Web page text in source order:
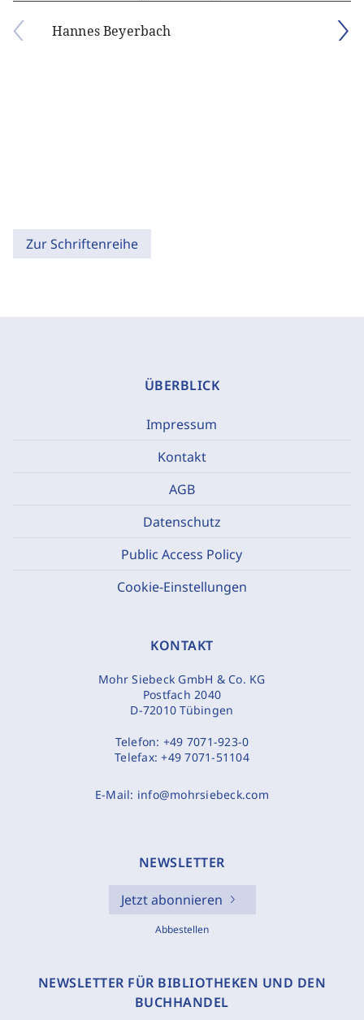
Hannes Beyerbach
Zur Schriftenreihe
ÜBERBLICK
Impressum
Kontakt
AGB
Datenschutz
Public Access Policy
Cookie-Einstellungen
KONTAKT
Mohr Siebeck GmbH & Co. KG
Postfach 2040
D-72010 Tübingen
Telefon: +49 7071-923-0
Telefax:+49 7071-51104
E-Mail: info@mohrsiebeck.com
NEWSLETTER
Jetzt abonnieren
Abbestellen
NEWSLETTER FÜR BIBLIOTHEKEN UND DEN
BUCHHANDEL